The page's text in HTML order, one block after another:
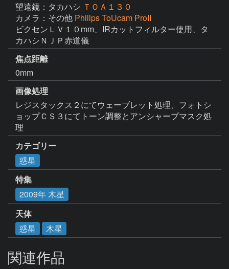
望遠鏡：タカハシ ＴＯＡ１３０
カメラ：その他 Philips ToUcam ProII
ビクセンＬＶ１０mm、IRカットフィルター使用、タ
カハシＮＪＰ赤道儀
焦点距離
0mm
画像処理
レジスタックス２にてウェーブレット処理、フォトシ
ョップＣＳ３にてトーン調整とアンシャープマスク処
理
カテゴリー
惑星
特集
2009年 木星
天体
惑星
木星
関連作品